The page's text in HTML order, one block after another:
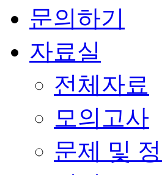
문의하기
자료실
전체자료
모의고사
문제 및